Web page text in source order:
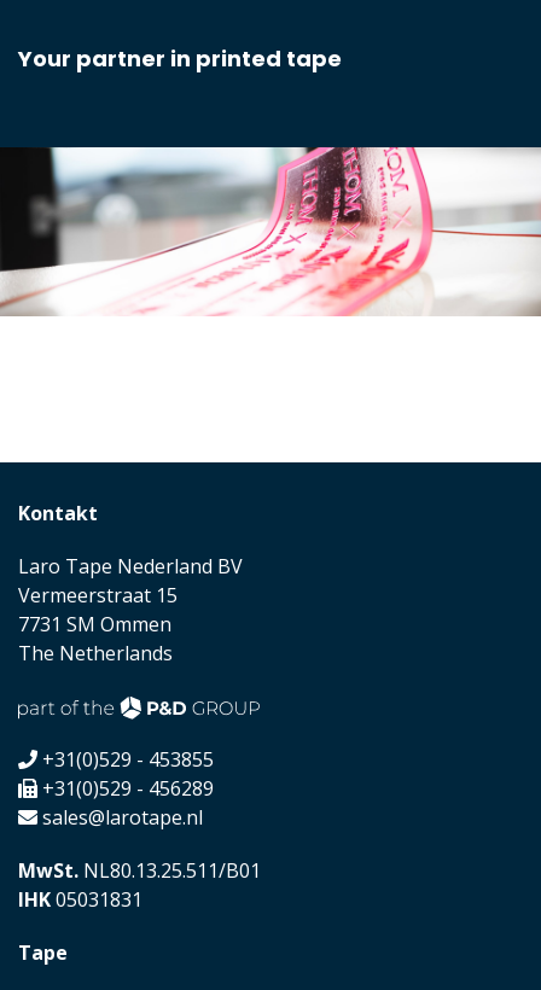
Your partner in printed tape
Kontakt
Laro Tape Nederland BV
Vermeerstraat 15
7731 SM Ommen
The Netherlands
+31(0)529 - 453855
+31(0)529 - 456289
sales@larotape.nl
MwSt. NL80.13.25.511/B01
IHK05031831
Tape